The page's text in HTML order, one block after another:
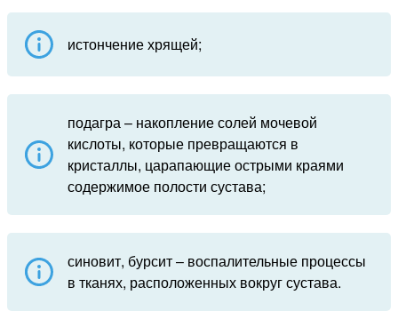
истончение хрящей;
подагра – накопление солей мочевой
кислоты, которые превращаются в
кристаллы, царапающие острыми краями
содержимое полости сустава;
синовит, бурсит – воспалительные процессы
в тканях, расположенных вокруг сустава.